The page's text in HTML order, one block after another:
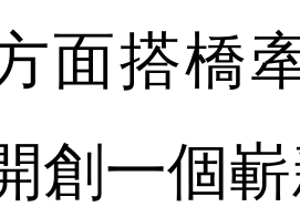
面搭橋
創一個